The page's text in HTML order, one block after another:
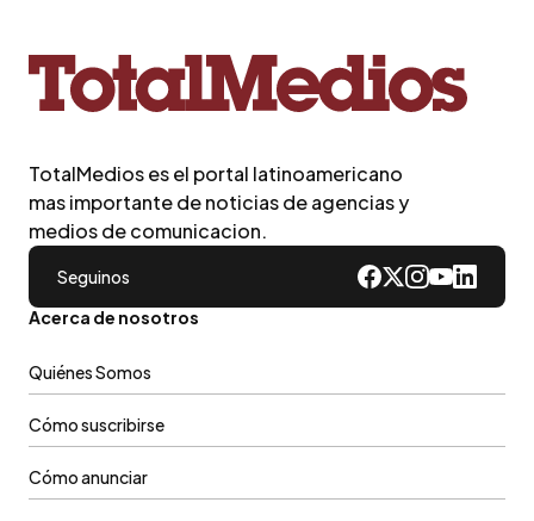
TotalMedios es el portal latinoamericano
mas importante de noticias de agencias y
medios de comunicacion.
Seguinos
Acerca de nosotros
Quiénes Somos
Cómo suscribirse
Cómo anunciar